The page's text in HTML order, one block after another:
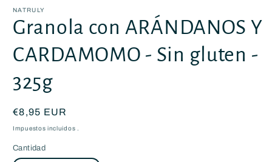
una
ventana
modal
NATRULY
Granola con ARÁNDANOS Y
CARDAMOMO - Sin gluten -
325g
Precio
habitual
€8,95 EUR
Impuestos incluidos .
Cantidad